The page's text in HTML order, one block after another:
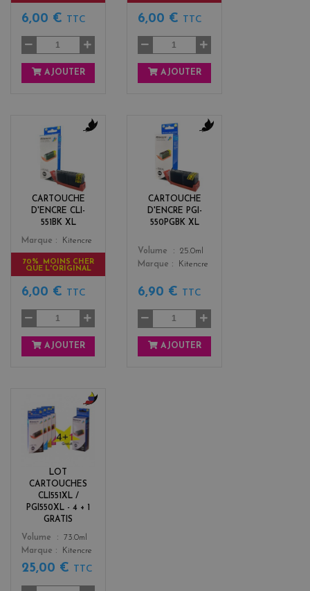
6,00 € TTC
AJOUTER
6,00 € TTC
AJOUTER
CARTOUCHE
D'ENCRE CLI-
551BK XL
Color
c
k
Marque Kitencre
70% MOINS CHER
QUE L'ORIGINAL
6,00 € TTC
AJOUTER
CARTOUCHE
D'ENCRE PGI-
550PGBK XL
Color
c
k
Volume
25.0ml
Marque
Kitencre
6,90 € TTC
AJOUTER
LOT
CARTOUCHES
CLI551XL /
PGI550XL - 4 + 1
GRATIS
Color
b
l
a
c
+
Volume
73.0ml
Marque
Kitencre
25,00 € TTC